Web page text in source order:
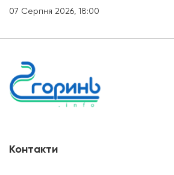
07 Серпня 2026, 18:00
Контакти